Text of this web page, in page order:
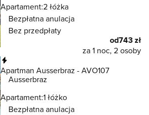
Apartament:2 łóżka
Bezpłatna anulacja
Bez przedpłaty
od743 zł
za 1 noc, 2 osoby
Apartman Ausserbraz - AVO107
Ausserbraz
Apartament:1 łóżko
Bezpłatna anulacja